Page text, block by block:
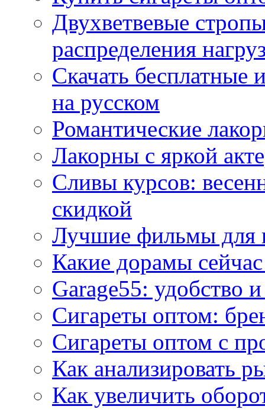
Двухветвевые
распределения
Скачать
на русском
Романтические
Лакорны с яркой
Сливы курсов:
скидкой
Лучшие фильмы для
Какие дорамы
Garage55: удобство
Сигареты оптом:
Сигареты оптом с
Как анализировать
Как увеличить